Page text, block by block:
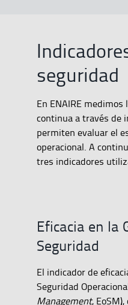
seguridad
En ENAIRE
continua a través de
permiten evaluar el
operacional. A
tres indicadores
Eficacia en la
Seguridad
El indicador de
Seguridad
Management,